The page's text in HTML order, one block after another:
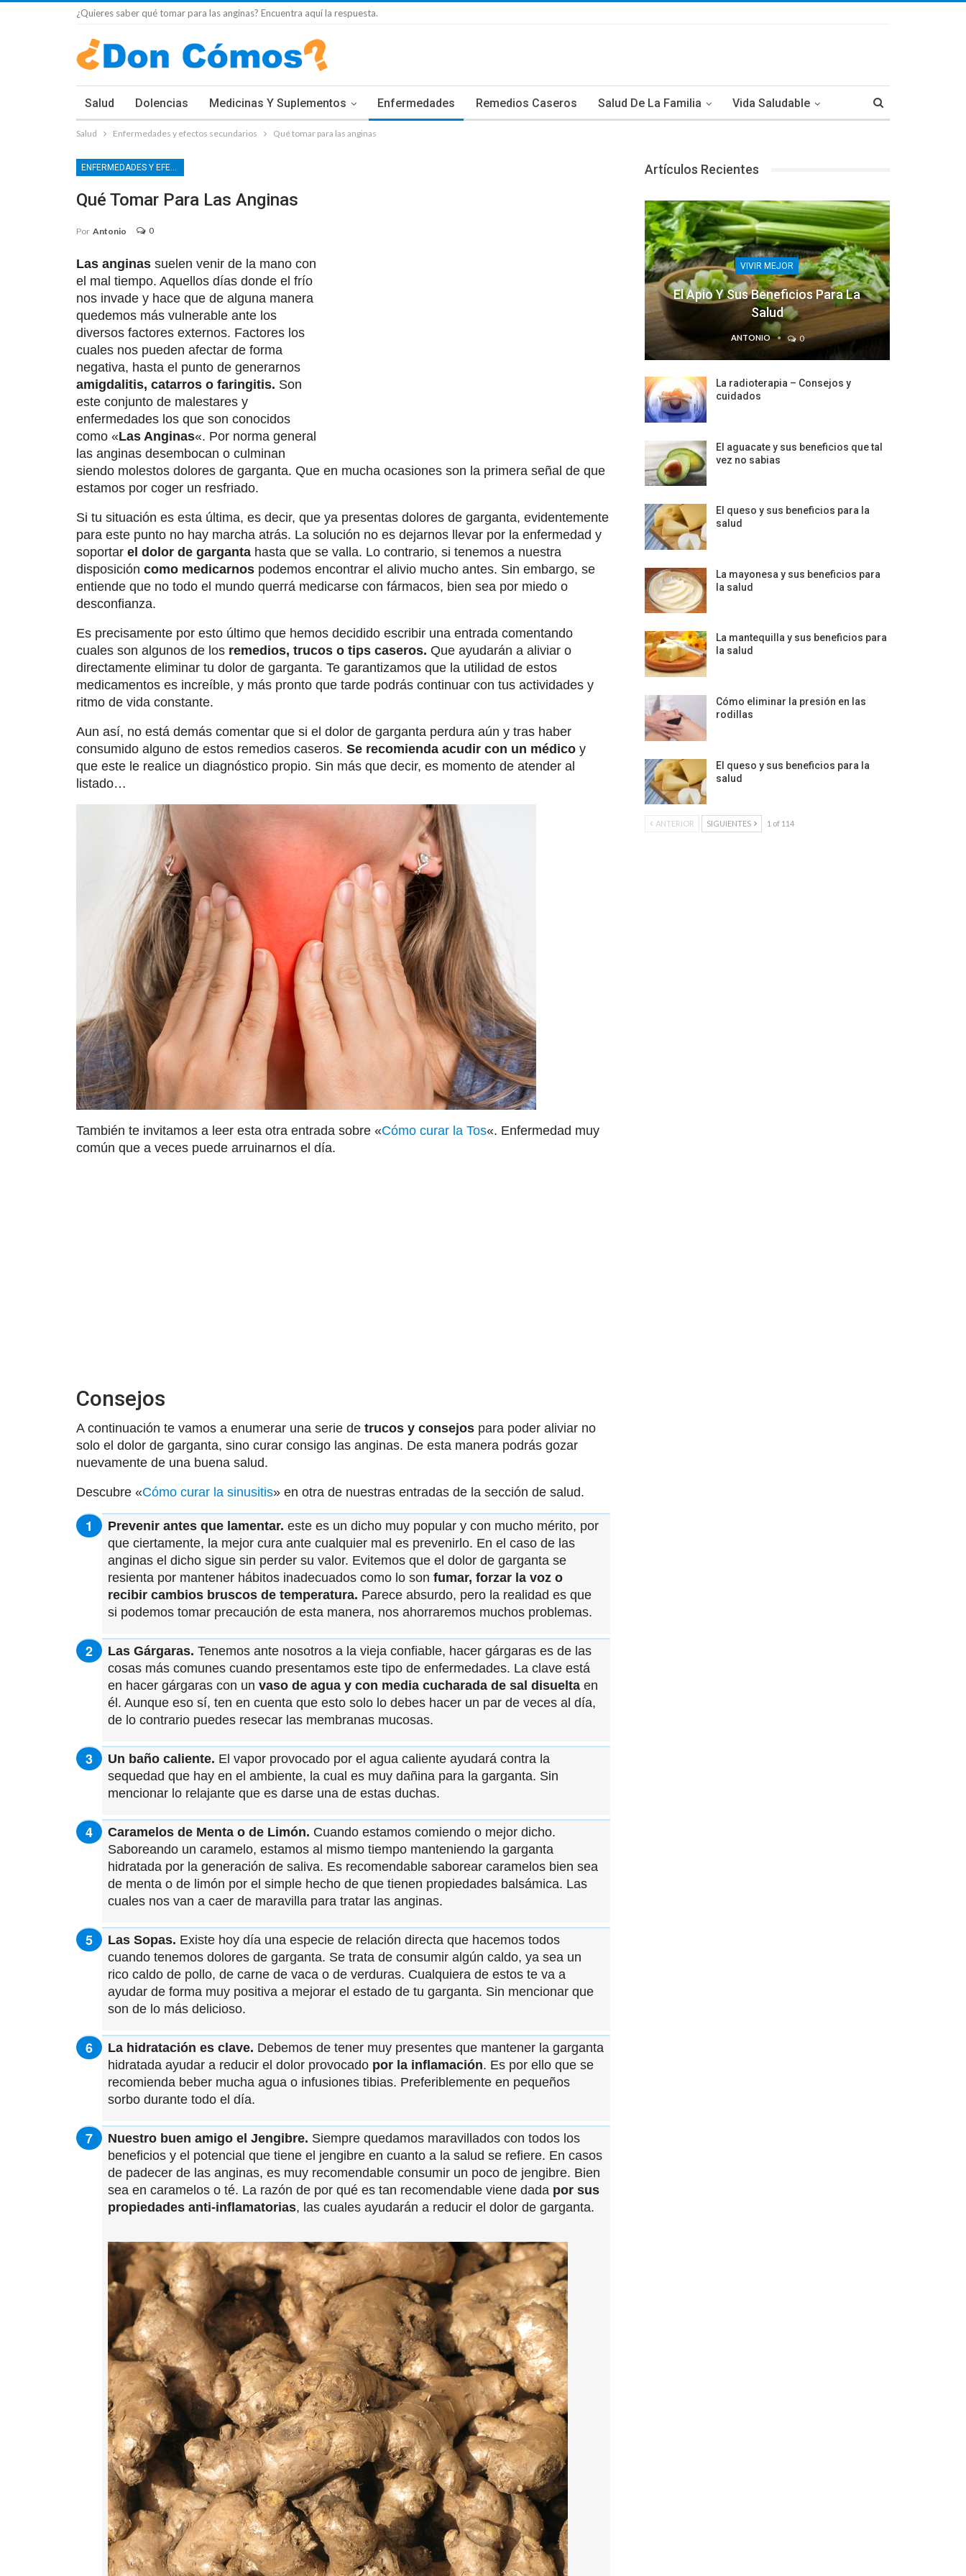
¿Quieres saber qué tomar para las anginas? Encuentra aquí la respuesta.
Salud Dolencias Medicinas Y Suplementos Enfermedades Remedios Caseros Salud De La Familia Vida Saludable
Salud Enfermedades y efectos secundarios Qué tomar para las anginas
ENFERMEDADES Y EFECTOS SECUNDARIOS
Qué Tomar Para Las Anginas
Por Antonio 0
Las anginas suelen venir de la mano con
el mal tiempo. Aquellos días donde el frío
nos invade y hace que de alguna manera
quedemos más vulnerable ante los
diversos factores externos. Factores los
cuales nos pueden afectar de forma
negativa, hasta el punto de generarnos
amigdalitis, catarros o faringitis. Son
este conjunto de malestares y
enfermedades los que son conocidos
como «Las Anginas«. Por norma general
las anginas desembocan o culminan
siendo molestos dolores de garganta. Que en mucha ocasiones son la primera señal de que
estamos por coger un resfriado.
Si tu situación es esta última, es decir, que ya presentas dolores de garganta, evidentemente
para este punto no hay marcha atrás. La solución no es dejarnos llevar por la enfermedad y
soportar el dolor de garganta hasta que se valla. Lo contrario, si tenemos a nuestra
disposición como medicarnos podemos encontrar el alivio mucho antes. Sin embargo, se
entiende que no todo el mundo querrá medicarse con fármacos, bien sea por miedo o
desconfianza.
Es precisamente por esto último que hemos decidido escribir una entrada comentando
cuales son algunos de los remedios, trucos o tips caseros. Que ayudarán a aliviar o
directamente eliminar tu dolor de garganta. Te garantizamos que la utilidad de estos
medicamentos es increíble, y más pronto que tarde podrás continuar con tus actividades y
ritmo de vida constante.
Aun así, no está demás comentar que si el dolor de garganta perdura aún y tras haber
consumido alguno de estos remedios caseros. Se recomienda acudir con un médico y
que este le realice un diagnóstico propio. Sin más que decir, es momento de atender al
listado…
También te invitamos a leer esta otra entrada sobre «Cómo curar la Tos«. Enfermedad muy
común que a veces puede arruinarnos el día.
Consejos
A continuación te vamos a enumerar una serie de trucos y consejos para poder aliviar no
solo el dolor de garganta, sino curar consigo las anginas. De esta manera podrás gozar
nuevamente de una buena salud.
Descubre «Cómo curar la sinusitis» en otra de nuestras entradas de la sección de salud.
Prevenir antes que lamentar. este es un dicho muy popular y con mucho mérito, por
que ciertamente, la mejor cura ante cualquier mal es prevenirlo. En el caso de las
anginas el dicho sigue sin perder su valor. Evitemos que el dolor de garganta se
resienta por mantener hábitos inadecuados como lo son fumar, forzar la voz o
recibir cambios bruscos de temperatura. Parece absurdo, pero la realidad es que
si podemos tomar precaución de esta manera, nos ahorraremos muchos problemas.
Las Gárgaras. Tenemos ante nosotros a la vieja confiable, hacer gárgaras es de las
cosas más comunes cuando presentamos este tipo de enfermedades. La clave está
en hacer gárgaras con un vaso de agua y con media cucharada de sal disuelta en
él. Aunque eso sí, ten en cuenta que esto solo lo debes hacer un par de veces al día,
de lo contrario puedes resecar las membranas mucosas.
Un baño caliente. El vapor provocado por el agua caliente ayudará contra la
sequedad que hay en el ambiente, la cual es muy dañina para la garganta. Sin
mencionar lo relajante que es darse una de estas duchas.
Caramelos de Menta o de Limón. Cuando estamos comiendo o mejor dicho.
Saboreando un caramelo, estamos al mismo tiempo manteniendo la garganta
hidratada por la generación de saliva. Es recomendable saborear caramelos bien sea
de menta o de limón por el simple hecho de que tienen propiedades balsámica. Las
cuales nos van a caer de maravilla para tratar las anginas.
Las Sopas. Existe hoy día una especie de relación directa que hacemos todos
cuando tenemos dolores de garganta. Se trata de consumir algún caldo, ya sea un
rico caldo de pollo, de carne de vaca o de verduras. Cualquiera de estos te va a
ayudar de forma muy positiva a mejorar el estado de tu garganta. Sin mencionar que
son de lo más delicioso.
La hidratación es clave. Debemos de tener muy presentes que mantener la garganta
hidratada ayudar a reducir el dolor provocado por la inflamación. Es por ello que se
recomienda beber mucha agua o infusiones tibias. Preferiblemente en pequeños
sorbo durante todo el día.
Nuestro buen amigo el Jengibre. Siempre quedamos maravillados con todos los
beneficios y el potencial que tiene el jengibre en cuanto a la salud se refiere. En casos
de padecer de las anginas, es muy recomendable consumir un poco de jengibre. Bien
sea en caramelos o té. La razón de por qué es tan recomendable viene dada por sus
propiedades anti-inflamatorias, las cuales ayudarán a reducir el dolor de garganta.
Artículos Recientes
VIVIR MEJOR
El Apio Y Sus Beneficios Para La
Salud
ANTONIO 0
La radioterapia – Consejos y
cuidados
El aguacate y sus beneficios que tal
vez no sabias
El queso y sus beneficios para la
salud
La mayonesa y sus beneficios para
la salud
La mantequilla y sus beneficios para
la salud
Cómo eliminar la presión en las
rodillas
El queso y sus beneficios para la
salud
ANTERIOR SIGUIENTES 1 of 114